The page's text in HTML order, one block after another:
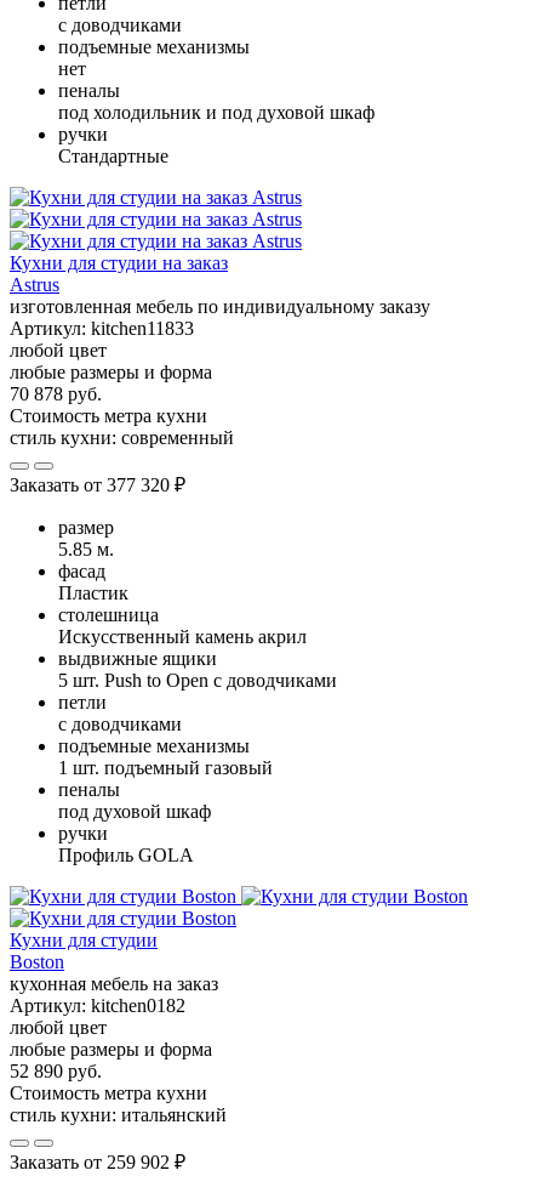
с доводчиками
подъемные механизмы
нет
пеналы
под холодильник и под духовой шкаф
ручки
Стандартные
Кухни для студии на заказ
Astrus
изготовленная мебель по индивидуальному заказу
Артикул: kitchen11833
любой цвет
любые размеры и форма
70 878 руб.
Стоимость метра кухни
стиль кухни: современный
Заказать от 377 320 ₽
размер
5.85 м.
фасад
Пластик
столешница
Искусственный камень акрил
выдвижные ящики
5 шт. Push to Open с доводчиками
петли
с доводчиками
подъемные механизмы
1 шт. подъемный газовый
пеналы
под духовой шкаф
ручки
Профиль GOLA
Кухни для студии
Boston
кухонная мебель на заказ
Артикул: kitchen0182
любой цвет
любые размеры и форма
52 890 руб.
Стоимость метра кухни
стиль кухни: итальянский
Заказать от 259 902 ₽